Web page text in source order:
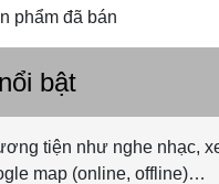
phẩm đã bán
bật
tiện như nghe nhạc,
map (online, offline)…